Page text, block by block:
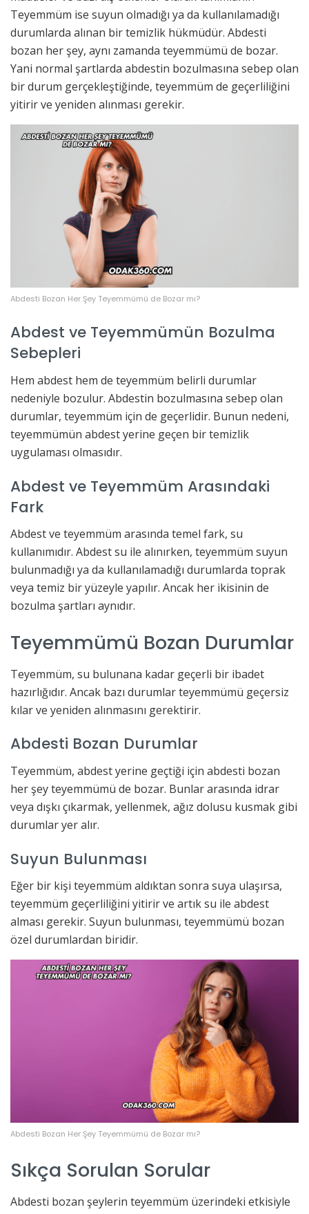
Teyemmüm ise suyun olmadığı ya da kullanılamadığı
durumlarda alınan bir temizlik hükmüdür. Abdesti
bozan her şey, aynı zamanda teyemmümü de bozar.
Yani normal şartlarda abdestin bozulmasına sebep olan
bir durum gerçekleştiğinde, teyemmüm de geçerliliğini
yitirir ve yeniden alınması gerekir.
Abdesti Bozan Her Şey Teyemmümü de Bozar mı?
Abdest ve Teyemmümün Bozulma
Sebepleri
Hem abdest hem de teyemmüm belirli durumlar
nedeniyle bozulur. Abdestin bozulmasına sebep olan
durumlar, teyemmüm için de geçerlidir. Bunun nedeni,
teyemmümün abdest yerine geçen bir temizlik
uygulaması olmasıdır.
Abdest ve Teyemmüm Arasındaki
Fark
Abdest ve teyemmüm arasında temel fark, su
kullanımıdır. Abdest su ile alınırken, teyemmüm suyun
bulunmadığı ya da kullanılamadığı durumlarda toprak
veya temiz bir yüzeyle yapılır. Ancak her ikisinin de
bozulma şartları aynıdır.
Teyemmümü Bozan Durumlar
Teyemmüm, su bulunana kadar geçerli bir ibadet
hazırlığıdır. Ancak bazı durumlar teyemmümü geçersiz
kılar ve yeniden alınmasını gerektirir.
Abdesti Bozan Durumlar
Teyemmüm, abdest yerine geçtiği için abdesti bozan
her şey teyemmümü de bozar. Bunlar arasında idrar
veya dışkı çıkarmak, yellenmek, ağız dolusu kusmak gibi
durumlar yer alır.
Suyun Bulunması
Eğer bir kişi teyemmüm aldıktan sonra suya ulaşırsa,
teyemmüm geçerliliğini yitirir ve artık su ile abdest
alması gerekir. Suyun bulunması, teyemmümü bozan
özel durumlardan biridir.
Abdesti Bozan Her Şey Teyemmümü de Bozar mı?
Sıkça Sorulan Sorular
Abdesti bozan şeylerin teyemmüm üzerindeki etkisiyle